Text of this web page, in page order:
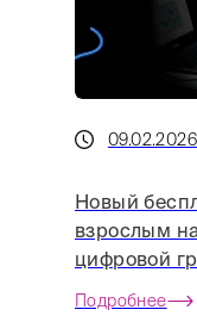
09.02.2026
Новый
взрослым
цифровой
Подробнее